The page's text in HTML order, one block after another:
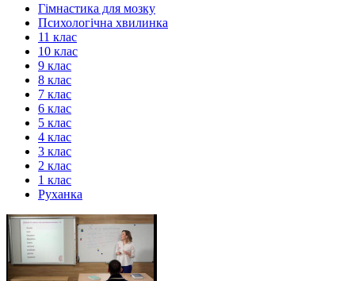
Гімнастика для мозку
Психологічна хвилинка
11 клас
10 клас
9 клас
8 клас
7 клас
6 клас
5 клас
4 клас
3 клас
2 клас
1 клас
Руханка